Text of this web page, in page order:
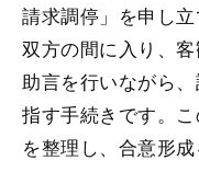
請求調停」を申し
双方の間に入り、
助言を行いながら
指す手続きです。
を整理し、合意形